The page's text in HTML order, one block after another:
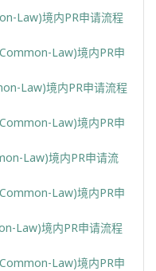
Law)境内PR申请流程
Law)境内PR申
Law)境内PR申请流程
Law)境内PR申
Law)境内PR申请流
Law)境内PR申
Law)境内PR申请流程
Law)境内PR申